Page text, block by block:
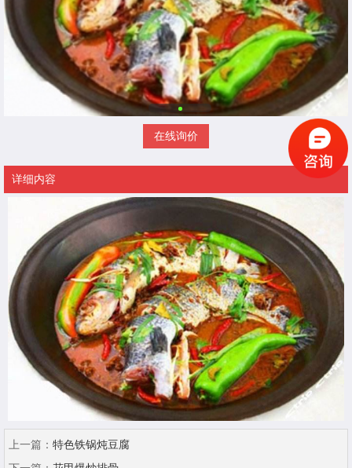
在线询价
详细内容
上一篇： 特色铁锅炖豆腐